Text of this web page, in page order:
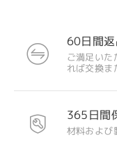
60日間
ご満足い
れば交換ま
365日間
材料および